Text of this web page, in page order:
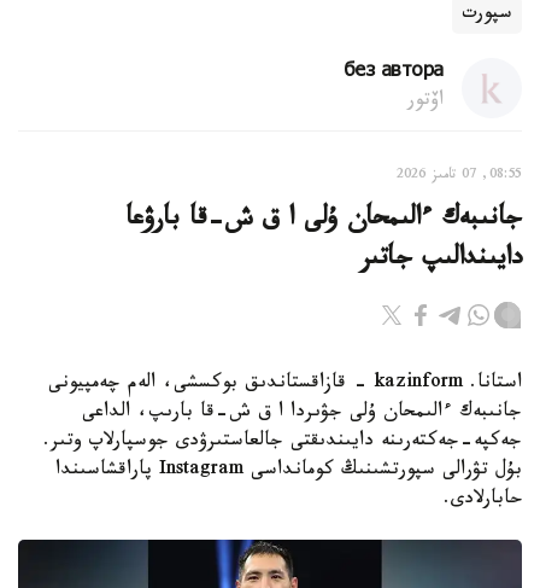
سپورت
без автора
اۆتور
08:55, 07 تامىز 2026
جانىبەك ءالىمحان ۇلى ا ق ش-قا بارۋعا
دايىندالىپ جاتىر
استانا. kazinform - قازاقستاندىق بوكسشى، الەم چەمپيونى
جانىبەك ءالىمحان ۇلى جۋىردا ا ق ش-قا بارىپ، الداعى
جەكپە-جەكتەرىنە دايىندىقتى جالعاستىرۋدى جوسپارلاپ وتىر.
بۇل تۋرالى سپورتشىنىڭ كومانداسى Instagram پاراقشاسىندا
حابارلادى.